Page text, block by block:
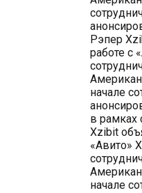
Рэпер
работе с
начале
в рамках
Xzibit
«Авито»
начале